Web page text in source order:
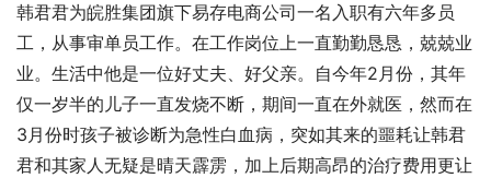
韩君君为皖胜集团旗下易存电商公司一名入职有六年多员
工，从事审单员工作。在工作岗位上一直勤勤恳恳，兢兢业
业。生活中他是一位好丈夫、好父亲。自今年2月份，其年
仅一岁半的儿子一直发烧不断，期间一直在外就医，然而在
3月份时孩子被诊断为急性白血病，突如其来的噩耗让韩君
君和其家人无疑是晴天霹雳，加上后期高昂的治疗费用更让